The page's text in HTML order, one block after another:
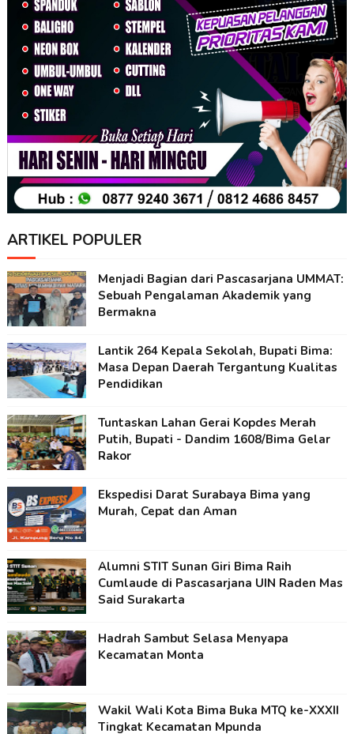
ARTIKEL POPULER
Menjadi Bagian dari Pascasarjana UMMAT:
Sebuah Pengalaman Akademik yang
Bermakna
Lantik 264 Kepala Sekolah, Bupati Bima:
Masa Depan Daerah Tergantung Kualitas
Pendidikan
Tuntaskan Lahan Gerai Kopdes Merah
Putih, Bupati - Dandim 1608/Bima Gelar
Rakor
Ekspedisi Darat Surabaya Bima yang
Murah, Cepat dan Aman
Alumni STIT Sunan Giri Bima Raih
Cumlaude di Pascasarjana UIN Raden Mas
Said Surakarta
Hadrah Sambut Selasa Menyapa
Kecamatan Monta
Wakil Wali Kota Bima Buka MTQ ke-XXXII
Tingkat Kecamatan Mpunda